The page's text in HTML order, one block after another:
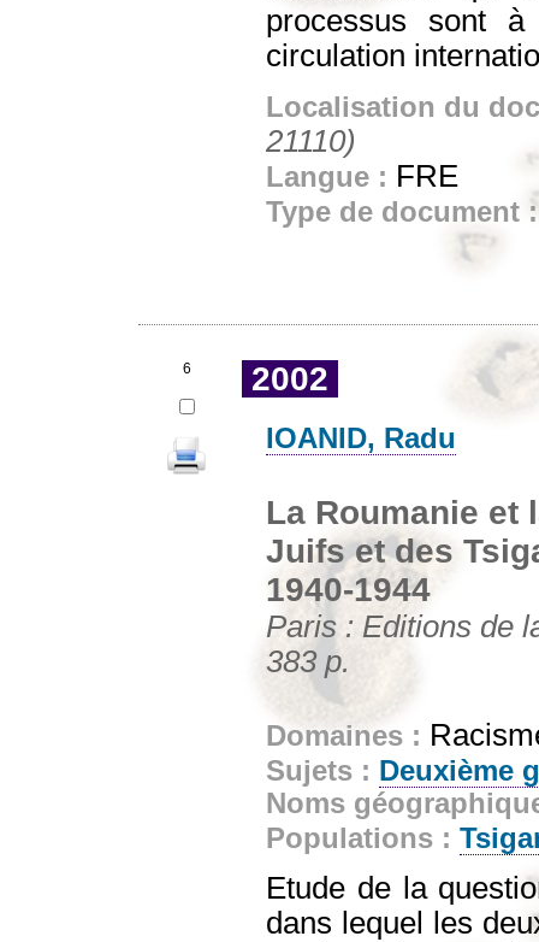
processus sont
circulation
Localisation du
21110)
Langue : FRE
Type de document
6 2002
IOANID, Radu
La Roumanie et
Juifs et des
1940-1944
Paris : Editions de
383 p.
Domaines :
Sujets : Deuxième
Noms
Populations :
Etude de la
dans lequel les